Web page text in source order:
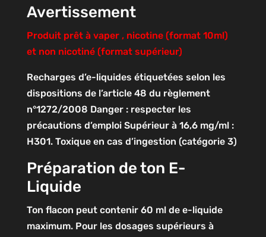
Avertissement
Produit prêt à vaper , nicotine (format 10ml)
et non nicotiné (format supérieur)
Recharges d’e-liquides étiquetées selon les
dispositions de l’article 48 du règlement
n°1272/2008 Danger : respecter les
précautions d’emploi Supérieur à 16,6 mg/ml :
H301. Toxique en cas d’ingestion (catégorie 3)
Préparation de ton E-
Liquide
Ton flacon peut contenir 60 ml de e-liquide
maximum. Pour les dosages supérieurs à